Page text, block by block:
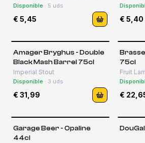
🍻El formato rey de la cerveza craft
Disponible · 5 uds
€ 5,45 € 5,40
Amager Bryghus - Double
Black Mash Barrel 75cl
Imperial Stout
Disponible · 3 uds
€ 31,99
75cl
Fruit
€
Garage Beer - Opaline
44cl